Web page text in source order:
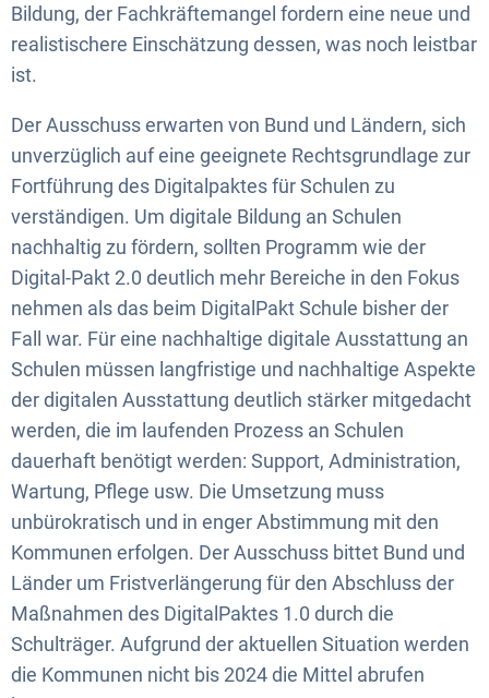
Bildung, der Fachkräftemangel fordern eine neue und
realistischere Einschätzung dessen, was noch leistbar
ist.
Der Ausschuss erwarten von Bund und Ländern, sich
unverzüglich auf eine geeignete Rechtsgrundlage zur
Fortführung des Digitalpaktes für Schulen zu
verständigen. Um digitale Bildung an Schulen
nachhaltig zu fördern, sollten Programm wie der
Digital-Pakt 2.0 deutlich mehr Bereiche in den Fokus
nehmen als das beim DigitalPakt Schule bisher der
Fall war. Für eine nachhaltige digitale Ausstattung an
Schulen müssen langfristige und nachhaltige Aspekte
der digitalen Ausstattung deutlich stärker mitgedacht
werden, die im laufenden Prozess an Schulen
dauerhaft benötigt werden: Support, Administration,
Wartung, Pflege usw. Die Umsetzung muss
unbürokratisch und in enger Abstimmung mit den
Kommunen erfolgen. Der Ausschuss bittet Bund und
Länder um Fristverlängerung für den Abschluss der
Maßnahmen des DigitalPaktes 1.0 durch die
Schulträger. Aufgrund der aktuellen Situation werden
die Kommunen nicht bis 2024 die Mittel abrufen